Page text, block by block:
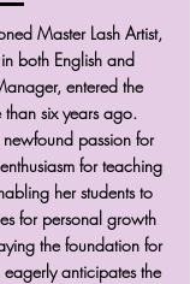
Master Lash Artist,
both English and
entered the
than six years ago.
passion for
for teaching
her students to
for personal growth
the foundation for
anticipates the